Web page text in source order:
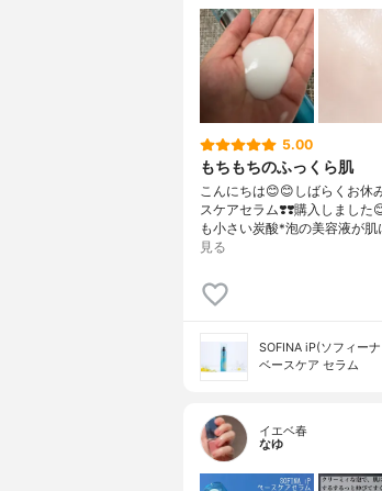
5.00
もちもちのふっくら肌
こんにちは😊😊しばらくお休
スケアセラム❣️❣️購入しまし
も小さい炭酸*泡の美容液が
見る
SOFINA iP(ソフィー
ベースケア セラム
イエベ春
なゆ